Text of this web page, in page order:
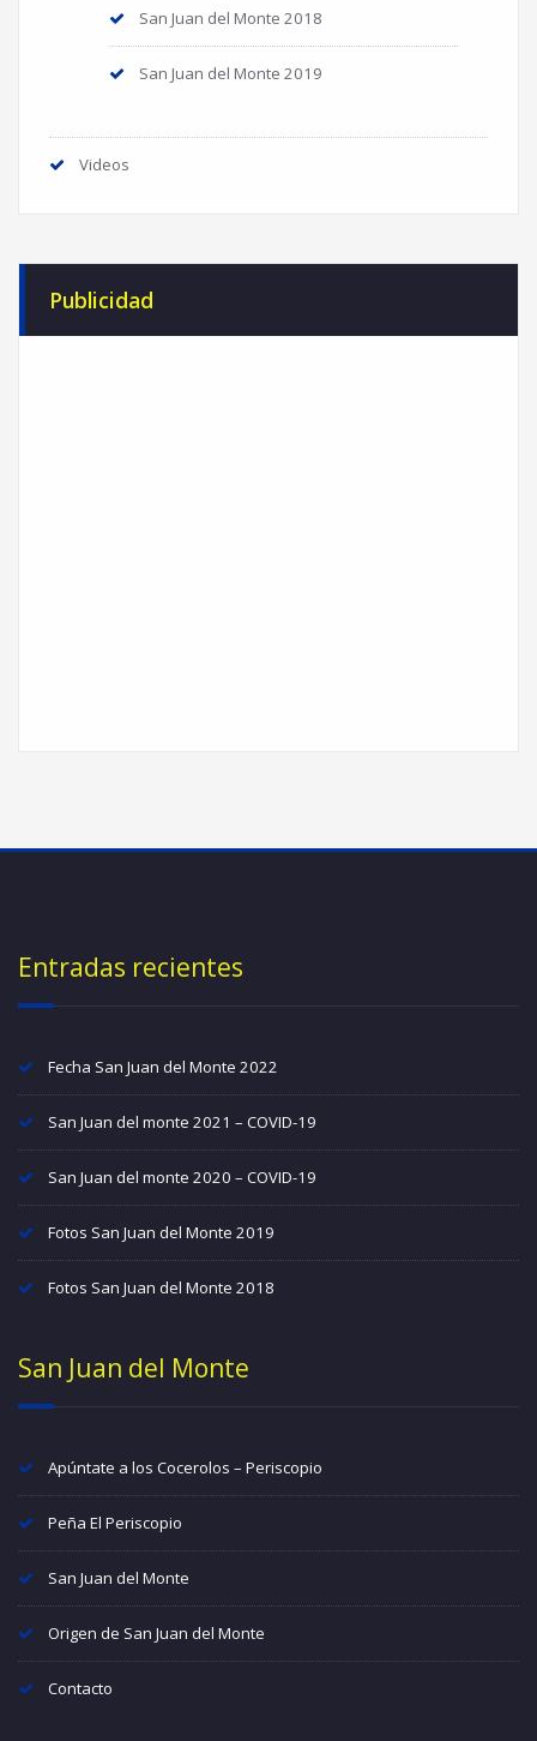
San Juan del Monte 2018
San Juan del Monte 2019
Videos
Publicidad
Entradas recientes
Fecha San Juan del Monte 2022
San Juan del monte 2021 – COVID-19
San Juan del monte 2020 – COVID-19
Fotos San Juan del Monte 2019
Fotos San Juan del Monte 2018
San Juan del Monte
Apúntate a los Cocerolos – Periscopio
Peña El Periscopio
San Juan del Monte
Origen de San Juan del Monte
Contacto